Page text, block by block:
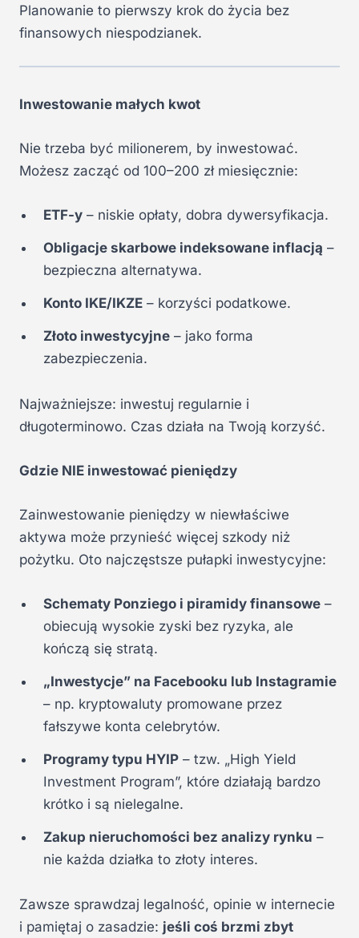
Planowanie to pierwszy krok do życia bez
finansowych niespodzianek.
Inwestowanie małych kwot
Nie trzeba być milionerem, by inwestować.
Możesz zacząć od 100–200 zł miesięcznie:
ETF-y – niskie opłaty, dobra dywersyfikacja.
Obligacje skarbowe indeksowane inflacją –
bezpieczna alternatywa.
Konto IKE/IKZE – korzyści podatkowe.
Złoto inwestycyjne – jako forma
zabezpieczenia.
Najważniejsze: inwestuj regularnie i
długoterminowo. Czas działa na Twoją korzyść.
Gdzie NIE inwestować pieniędzy
Zainwestowanie pieniędzy w niewłaściwe
aktywa może przynieść więcej szkody niż
pożytku. Oto najczęstsze pułapki inwestycyjne:
Schematy Ponziego i piramidy finansowe –
obiecują wysokie zyski bez ryzyka, ale
kończą się stratą.
„Inwestycje” na Facebooku lub Instagramie
– np. kryptowaluty promowane przez
fałszywe konta celebrytów.
Programy typu HYIP – tzw. „High Yield
Investment Program”, które działają bardzo
krótko i są nielegalne.
Zakup nieruchomości bez analizy rynku –
nie każda działka to złoty interes.
Zawsze sprawdzaj legalność, opinie w internecie
i pamiętaj o zasadzie: jeśli coś brzmi zbyt